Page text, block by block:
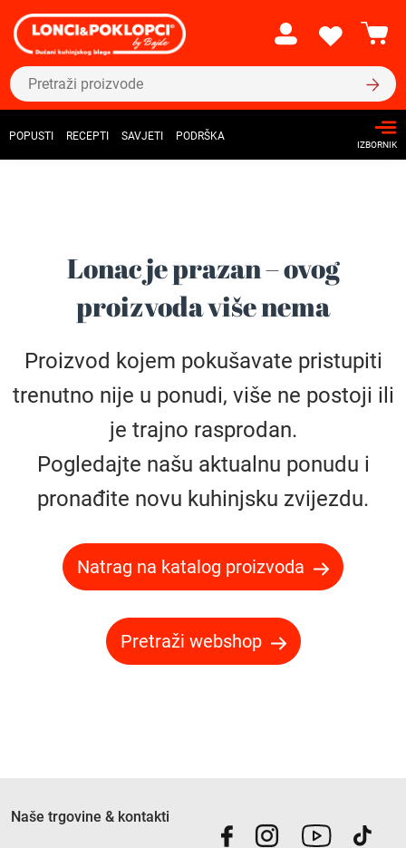
POPUSTI RECEPTI SAVJETI PODRŠKA
IZBORNIK
Lonac je prazan – ovog
proizvoda više nema
Proizvod kojem pokušavate pristupiti
trenutno nije u ponudi, više ne postoji ili
je trajno rasprodan.
Pogledajte našu aktualnu ponudu i
pronađite novu kuhinjsku zvijezdu.
Natrag na katalog proizvoda
Pretraži webshop
Naše trgovine & kontakti